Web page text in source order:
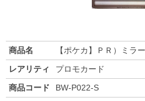
商品名
【ポケカ】ＰＲ）ミラ
レアリティ
プロモカード
商品コード
BW-P022-S